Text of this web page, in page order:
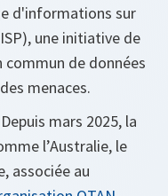
d'informations sur
une initiative de
commun de données
menaces.
mars 2025, la
l’Australie, le
associée au